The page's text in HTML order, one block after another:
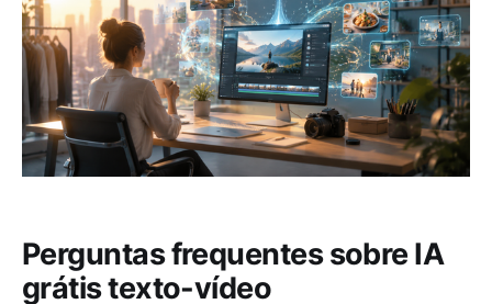
Perguntas frequentes sobre IA
grátis texto-vídeo